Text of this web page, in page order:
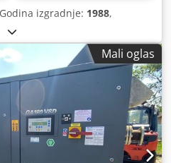
izgradnje: 1988,
Mali oglas